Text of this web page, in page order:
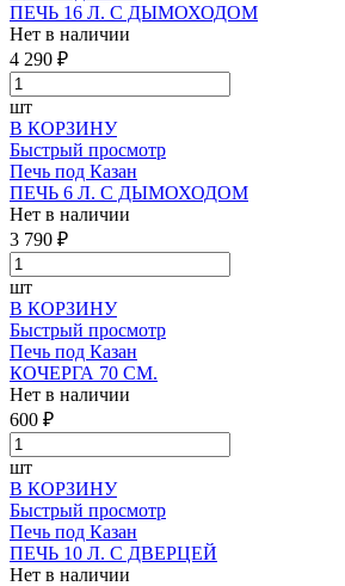
ПЕЧЬ 16 Л. С ДЫМОХОДОМ
Нет в наличии
4 290 ₽
шт
В КОРЗИНУ
Быстрый просмотр
Печь под Казан
ПЕЧЬ 6 Л. С ДЫМОХОДОМ
Нет в наличии
3 790 ₽
шт
В КОРЗИНУ
Быстрый просмотр
Печь под Казан
КОЧЕРГА 70 СМ.
Нет в наличии
600 ₽
шт
В КОРЗИНУ
Быстрый просмотр
Печь под Казан
ПЕЧЬ 10 Л. С ДВЕРЦЕЙ
Нет в наличии